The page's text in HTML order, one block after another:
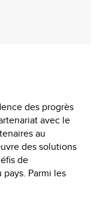
des progrès
avec le
au
des solutions
de
Parmi les